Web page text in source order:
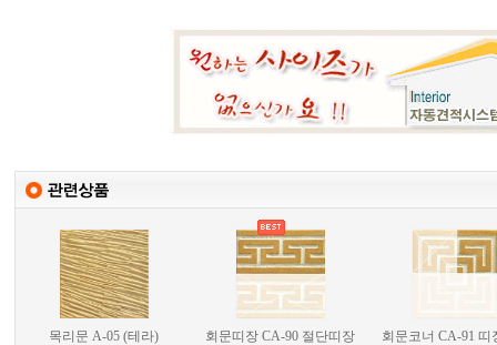
목리문 A-05 (테라) 회문띠장 CA-90 절단띠장 회문코너 CA-91 띠